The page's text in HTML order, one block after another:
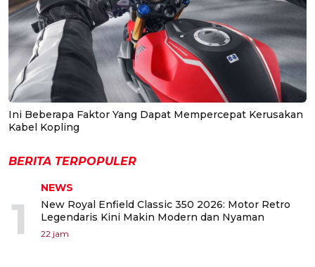
Ini Beberapa Faktor Yang Dapat Mempercepat Kerusakan
Kabel Kopling
BERITA TERPOPULER
1
NEWS
New Royal Enfield Classic 350 2026: Motor Retro
Legendaris Kini Makin Modern dan Nyaman
22 jam